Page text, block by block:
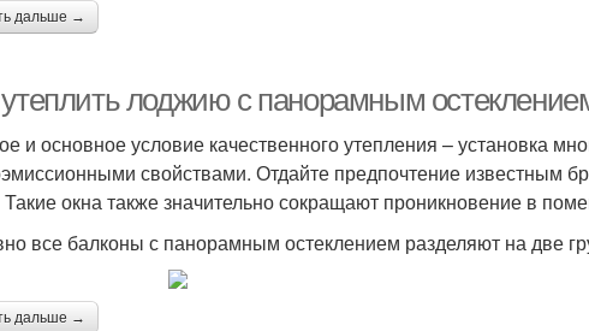
дальше →
утеплить лоджию с панорамным
и основное условие качественного утепления – установка
свойствами. Отдайте предпочтение известным
Такие окна также значительно сокращают проникновение в
все балконы с панорамным остеклением разделяют на две
дальше →